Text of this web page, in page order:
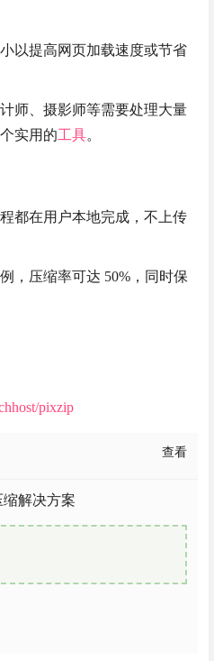
以提高网页加载速度或节省
师、摄影师等需要处理大量
实用的工具。
都在用户本地完成，不上传
，压缩率可达 50%，同时保
pixzip
查看
解决方案